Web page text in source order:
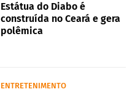
Estátua do Diabo é
construída no Ceará e gera
polêmica
ENTRETENIMENTO